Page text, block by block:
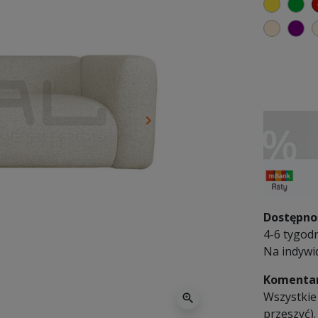
Następny
keyboard_arrow_right
zoom_in
żółty
ciepły
4-6
Na
przeszyć).